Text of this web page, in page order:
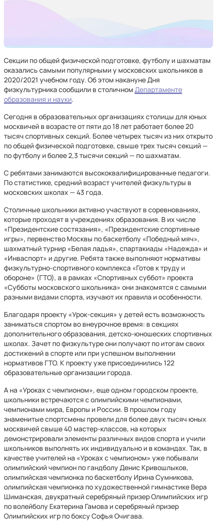
Секции по общей физической подготовке, футболу и шахматам
оказались самыми популярными у московских школьников в
2020/2021 учебном году. Об этом накануне Дня
физкультурника сообщили в столичном Департаменте
образования и науки.
Сегодня в образовательных организациях столицы для юных
москвичей в возрасте от пяти до 18 лет работает более 20
тысяч спортивных секций. Более четырех тысяч из них открыто
по общей физической подготовке, свыше трех тысяч секций —
по футболу и более 2,3 тысячи секций — по шахматам.
С ребятами занимаются высококвалифицированные педагоги.
По статистике, средний возраст учителей физкультуры в
московских школах — 43 года.
Столичные школьники активно участвуют в соревнованиях,
которые проходят в учреждениях образования. В их числе
«Президентские состязания», «Президентские спортивные
игры», первенство Москвы по баскетболу «Победный мяч»,
шахматный турнир «Белая ладья», спартакиады «Надежда» и
«Инваспорт» и другие. Ребята также выполняют нормативы
физкультурно-спортивного комплекса «Готов к труду и
обороне» (ГТО), а в рамках «Спортивных суббот» проекта
«Субботы московского школьника» они знакомятся с самыми
разными видами спорта, изучают их правила и особенности.
Благодаря проекту «Урок-секция» у детей есть возможность
заниматься спортом во внеурочное время: в секциях
дополнительного образования, детско-юношеских спортивных
школах. Зачет по физкультуре они получают по итогам своих
достижений в спорте или при успешном выполнении
нормативов ГТО. К проекту уже присоединились 122
образовательные организации города.
А на «Уроках с чемпионом», еще одном городском проекте,
школьники встречаются с олимпийскими чемпионами,
чемпионами мира, Европы и России. В прошлом году
знаменитые спортсмены провели для более двух тысяч юных
москвичей свыше 40 мастер-классов, на которых
демонстрировали элементы различных видов спорта и учили
школьников выполнять их индивидуально и в командах. Так, в
качестве учителей на «Уроках с чемпионом» уже побывали
олимпийский чемпион по гандболу Денис Кривошлыков,
олимпийская чемпионка по баскетболу Ирина Сумникова,
олимпийская чемпионка по художественной гимнастике Вера
Шиманская, двукратный серебряный призер Олимпийских игр
по волейболу Екатерина Гамова и серебряный призер
Олимпийских игр по боксу Софья Очигава.